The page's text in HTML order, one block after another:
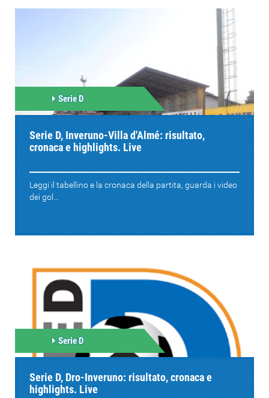
Serie D
Serie D, Inveruno-Villa d'Almé: risultato,
cronaca e highlights. Live
Leggi il tabellino e la cronaca della partita, guarda i video
dei gol...
Serie D
Serie D, Dro-Inveruno: risultato, cronaca e
highlights. Live